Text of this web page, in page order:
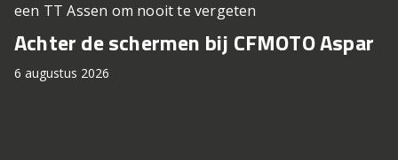
een TT Assen om nooit te vergeten
Achter de schermen bij CFMOTO Aspar
6 augustus 2026